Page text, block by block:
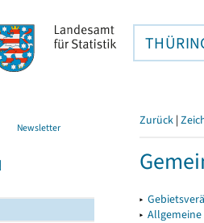
Newsletter Zurück |
▸
▸